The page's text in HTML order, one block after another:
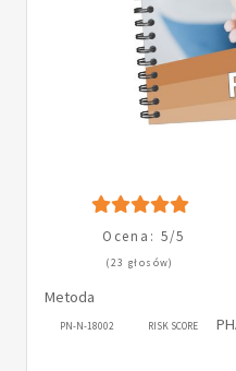
Ocena: 5/5
(23 głosów)
Metoda
PN-N-18002 RISK SCORE